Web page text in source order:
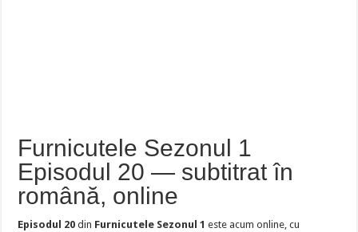
Furnicutele Sezonul 1
Episodul 20 — subtitrat în
română, online
Episodul 20 din Furnicutele Sezonul 1 este acum online, cu